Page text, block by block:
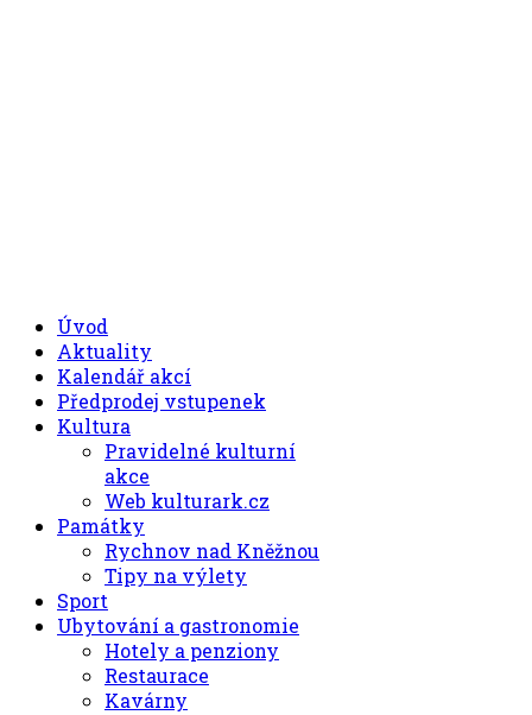
Úvod
Aktuality
Kalendář akcí
Předprodej vstupenek
Kultura
Pravidelné kulturní
akce
Web kulturark.cz
Památky
Rychnov nad Kněžnou
Tipy na výlety
Sport
Ubytování a gastronomie
Hotely a penziony
Restaurace
Kavárny